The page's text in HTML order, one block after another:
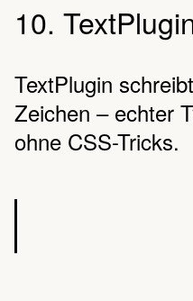
10.
TextPlugin
Zeichen – echter
ohne CSS-Tricks.